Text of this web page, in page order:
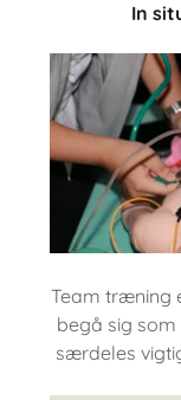
In
Team træning
begå sig
særdeles